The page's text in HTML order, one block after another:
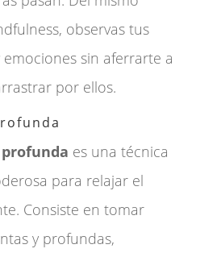
observas tus
sin aferrarte a
por ellos.
es una técnica
para relajar el
Consiste en tomar
y profundas,